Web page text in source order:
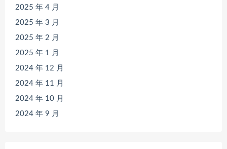
2025 年 4 月
2025 年 3 月
2025 年 2 月
2025 年 1 月
2024 年 12 月
2024 年 11 月
2024 年 10 月
2024 年 9 月